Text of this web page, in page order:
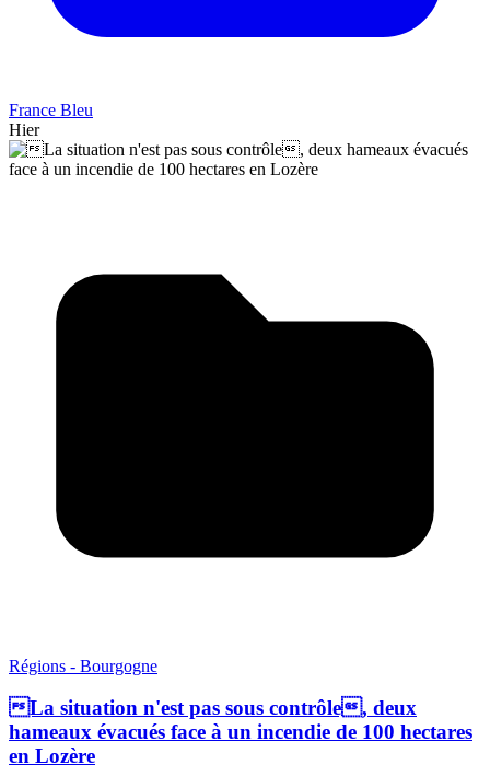
France Bleu
Hier
Régions - Bourgogne
La situation n'est pas sous contrôle, deux
hameaux évacués face à un incendie de 100 hectares
en Lozère